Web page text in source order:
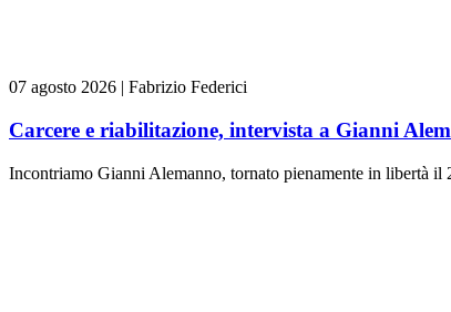
07 agosto 2026 | Fabrizio Federici
Carcere e riabilitazione, intervista a Gianni
Incontriamo Gianni Alemanno, tornato pienamente in libertà il